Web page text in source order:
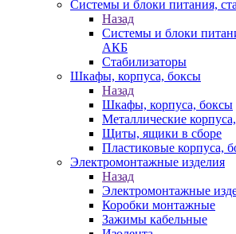
Системы и блоки питания,
Назад
Системы и блоки
АКБ
Стабилизаторы
Шкафы, корпуса, боксы
Назад
Шкафы, корпуса, боксы
Металлические
Щиты, ящики в сборе
Пластиковые корпуса,
Электромонтажные изделия
Назад
Электромонтажные
Коробки монтажные
Зажимы кабельные